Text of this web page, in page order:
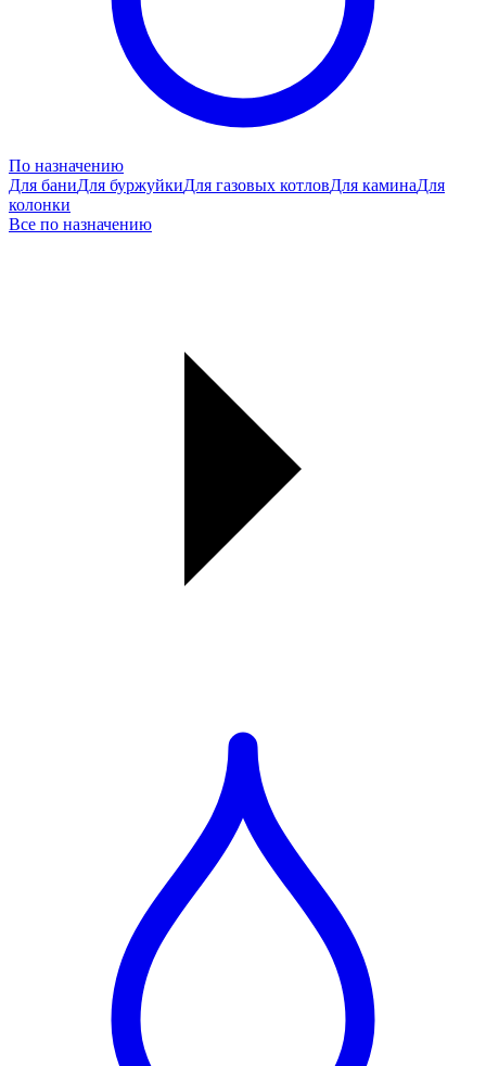
По назначению
Для баниДля буржуйкиДля газовых котловДля каминаДля
колонки
Все по назначению